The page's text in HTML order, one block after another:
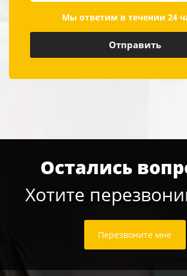
Мы ответим в течении 24
Остались
Хотите
Перезвоните мне